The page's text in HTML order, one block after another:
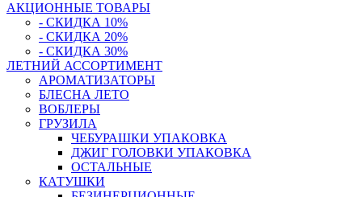
АКЦИОННЫЕ ТОВАРЫ
- СКИДКА 10%
- СКИДКА 20%
- СКИДКА 30%
ЛЕТНИЙ АССОРТИМЕНТ
АРОМАТИЗАТОРЫ
БЛЕСНА ЛЕТО
ВОБЛЕРЫ
ГРУЗИЛА
ЧЕБУРАШКИ УПАКОВКА
ДЖИГ ГОЛОВКИ УПАКОВКА
ОСТАЛЬНЫЕ
КАТУШКИ